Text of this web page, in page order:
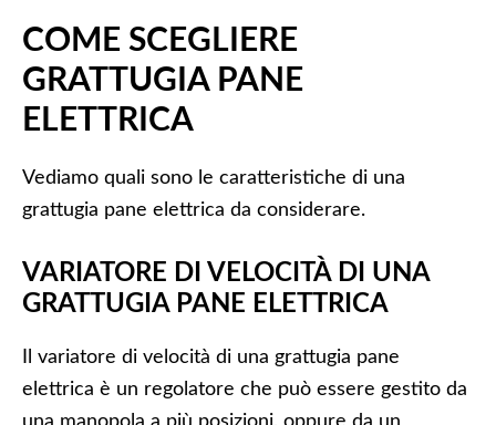
COME SCEGLIERE
GRATTUGIA PANE
ELETTRICA
Vediamo quali sono le caratteristiche di una
grattugia pane elettrica da considerare.
VARIATORE DI VELOCITÀ DI UNA
GRATTUGIA PANE ELETTRICA
Il variatore di velocità di una grattugia pane
elettrica è un regolatore che può essere gestito da